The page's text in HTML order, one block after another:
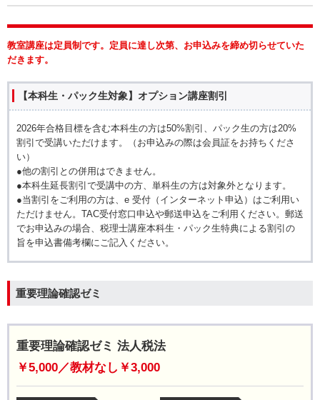
教室講座は定員制です。定員に達し次第、お申込みを締め切らせていた
だきます。
【本科生・パック生対象】オプション講座割引
2026年合格目標を含む本科生の方は50%割引、パック生の方は20%
割引で受講いただけます。（お申込みの際は会員証をお持ちくださ
い）
●他の割引との併用はできません。
●本科生延長割引で受講中の方、単科生の方は対象外となります。
●当割引をご利用の方は、e 受付（インターネット申込）はご利用い
ただけません。TAC受付窓口申込や郵送申込をご利用ください。郵送
でお申込みの場合、税理士講座本科生・パック生特典による割引の
旨を申込書備考欄にご記入ください。
重要理論確認ゼミ
重要理論確認ゼミ 法人税法
￥5,000／教材なし￥3,000